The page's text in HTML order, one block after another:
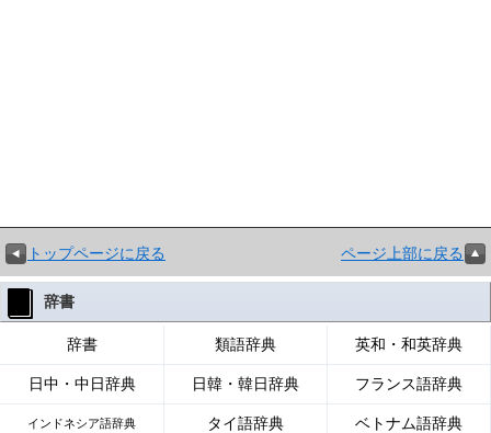
トップページに戻る ページ上部に戻る
辞書
辞書 類語辞典 英和・和英辞典
日中・中日辞典 日韓・韓日辞典 フランス語辞典
インドネシア語辞典 タイ語辞典 ベトナム語辞典